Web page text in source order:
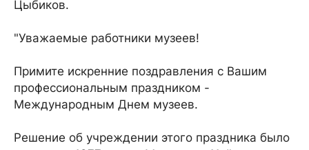
Цыбиков.
"Уважаемые работники музеев!
Примите искренние поздравления с Вашим
профессиональным праздником -
Международным Днем музеев.
Решение об учреждении этого праздника было